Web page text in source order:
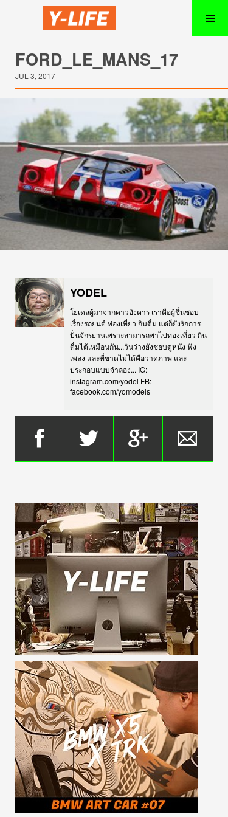
FORD_LE_MANS_17
JUL 3, 2017
YODEL
โยเดลผู้มาจากดาวอังคาร เราคือผู้ชื่นชอบ
เรื่องรถยนต์ ท่องเที่ยว กินดื่ม แต่ก็ยังรักการ
ปั่นจักรยานเพราะสามารถพาไปท่องเที่ยว กิน
ดื่มได้เหมือนกัน...วันว่างยังชอบดูหนัง ฟัง
เพลง และที่ขาดไม่ได้คือวาดภาพ และ
ประกอบแบบจำลอง... IG:
instagram.com/yodel FB:
facebook.com/yomodels